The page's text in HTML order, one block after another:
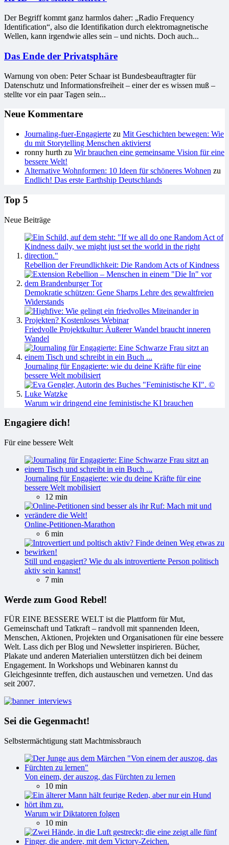
Der Begriff kommt ganz harmlos daher: „Radio Frequency
Identification“, also die Identifikation durch elektromagnetische
Wellen, kann irgendwie alles sein – und nichts. Doch auch...
Das Ende der Privatsphäre
Warnung von oben: Peter Schaar ist Bundesbeauftragter für
Datenschutz und Informationsfreiheit – einer der es wissen muß –
stellte vor ein paar Tagen sein...
Neue Kommentare
Journaling-fuer-Engagierte zu Mit Geschichten bewegen: Wie
du mit Storytelling Menschen aktivierst
ronny hurth zu Wir brauchen eine gemeinsame Vision für eine
bessere Welt!
Alternative Wohnformen: 10 Ideen für schöneres Wohnen zu
Endlich! Das erste Earthship Deutschlands
Top 5
Neue Beiträge
Rebellion der Freundlichkeit: Die Random Acts of Kindness
Demokratie schützen: Gene Sharps Lehre des gewaltfreien
Widerstands
Friedvolle Projektkultur: Äußerer Wandel braucht inneren
Wandel
Journaling für Engagierte: wie du deine Kräfte für eine
bessere Welt mobilisiert
Warum wir dringend eine feministische KI brauchen
Engagiere dich!
Für eine bessere Welt
Journaling für Engagierte: wie du deine Kräfte für eine
bessere Welt mobilisiert
12 min
Online-Petitionen-Marathon
6 min
Still und engagiert? Wie du als introvertierte Person politisch
aktiv sein kannst!
7 min
Werde zum Good Rebel!
FÜR EINE BESSERE WELT ist die Plattform für Mut,
Gemeinschaft und Tatkraft – randvoll mit spannenden Ideen,
Menschen, Aktionen, Projekten und Organisationen für eine bessere
Welt. Lass dich per Blog und Newsletter inspirieren. Bücher,
Plakate und anderen Materialien unterstützen dich bei deinem
Engagement. In Workshops und Webinaren kannst du
Gleichgesinnte treffen, dich austauschen und vernetzen. Und das
seit 2007.
Sei die Gegenmacht!
Selbstermächtigung statt Machtmissbrauch
Von einem, der auszog, das Fürchten zu lernen
10 min
Warum wir Diktatoren folgen
10 min